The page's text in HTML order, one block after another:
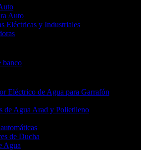
Auto
Eléctricas y Industriales
banco
Eléctrico de Agua para Garrafón
de Agua Arad y Polietileno
de Ducha
Agua